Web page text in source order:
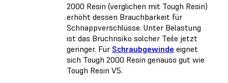
2000 Resin (verglichen mit Tough Resin)
erhöht dessen Brauchbarkeit für
Schnappverschlüsse. Unter Belastung
ist das Bruchrisiko solcher Teile jetzt
geringer. Für Schraubgewinde eignet
sich Tough 2000 Resin genauso gut wie
Tough Resin V5.